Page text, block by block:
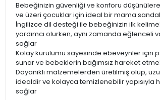
Bebeğinizin güvenliği ve konforu
ve üzeri çocuklar için ideal bir mama
İngilizce dil desteği ile bebeğinizin ilk
yardımcı olurken, aynı zamanda eğlenceli
sağlar
Kolay kurulumu sayesinde ebeveynler için
sunar ve bebeklerin bağımsız hareket
Dayanıklı malzemelerden üretilmiş olup,
idealdir ve kolayca temizlenebilir yapısıyla
sağlar